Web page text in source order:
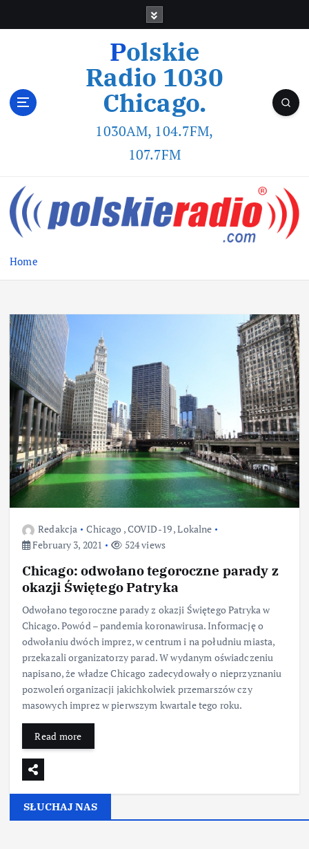
Polskie
Radio 1030
Chicago.
1030AM, 104.7FM,
107.7FM
Home
Redakcja Chicago ,COVID-19,Lokalne
February 3, 2021
524 views
Chicago: odwołano tegoroczne parady z
okazji Świętego Patryka
Odwołano tegoroczne parady z okazji Świętego Patryka w
Chicago. Powód – pandemia koronawirusa. Informację o
odwołaniu dwóch imprez, w centrum i na południu miasta,
przekazali organizatorzy parad. W wydanym oświadczeniu
napisano, że władze Chicago zadecydowały o nieprzyznaniu
pozwoleń organizacji jakichkolwiek przemarszów czy
masowych imprez w pierwszym kwartale tego roku.
Read more
SŁUCHAJ NAS